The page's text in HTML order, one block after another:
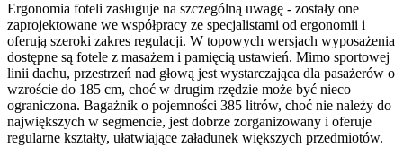
Ergonomia foteli zasługuje na szczególną uwagę - zostały one
zaprojektowane we współpracy ze specjalistami od ergonomii i
oferują szeroki zakres regulacji. W topowych wersjach wyposażenia
dostępne są fotele z masażem i pamięcią ustawień. Mimo sportowej
linii dachu, przestrzeń nad głową jest wystarczająca dla pasażerów o
wzroście do 185 cm, choć w drugim rzędzie może być nieco
ograniczona. Bagażnik o pojemności 385 litrów, choć nie należy do
największych w segmencie, jest dobrze zorganizowany i oferuje
regularne kształty, ułatwiające załadunek większych przedmiotów.